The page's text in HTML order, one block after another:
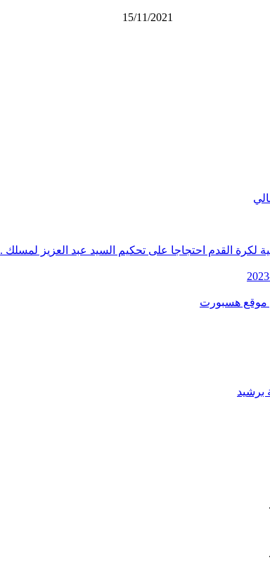
15/11/2021
لكرة القدم احتجاجا على تحكيم السيد عبد العزيز لمسلك .
موقع هسبورت
برشيد